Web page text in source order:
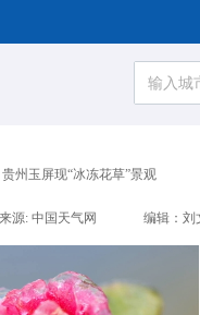
州玉屏现“冰冻花草”景观
来源: 中国天气网 编辑：刘